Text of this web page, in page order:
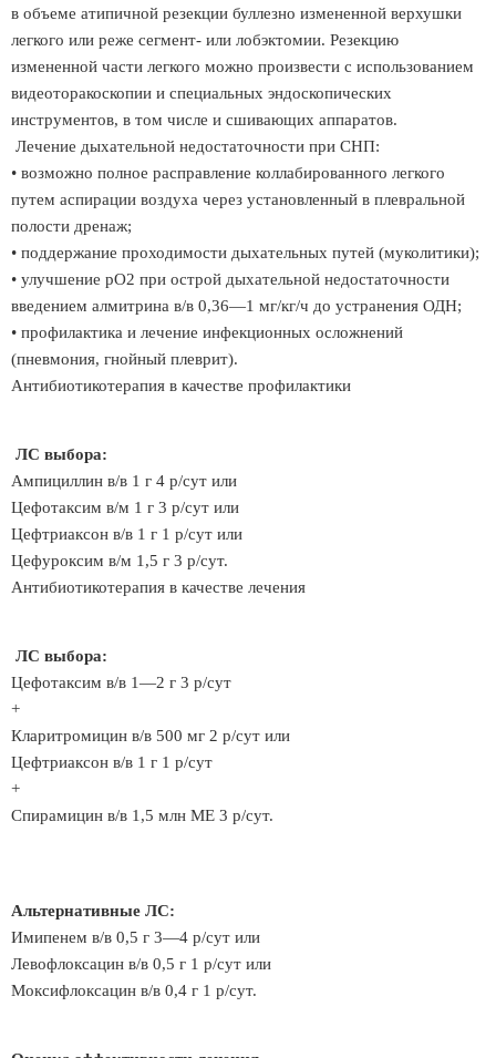
в объеме атипичной резекции буллезно измененной верхушки
легкого или реже сегмент- или лобэктомии. Резекцию
измененной части легкого можно произвести с использованием
видеоторакоскопии и специальных эндоскопических
инструментов, в том числе и сшивающих аппаратов.
Лечение дыхательной недостаточности при СНП:
• возможно полное расправление коллабированного легкого
путем аспирации воздуха через установленный в плевральной
полости дренаж;
• поддержание проходимости дыхательных путей (муколитики);
• улучшение рО2 при острой дыхательной недостаточности
введением алмитрина в/в 0,36—1 мг/кг/ч до устранения ОДН;
• профилактика и лечение инфекционных осложнений
(пневмония, гнойный плеврит).
Антибиотикотерапия в качестве профилактики
ЛС выбора:
Ампициллин в/в 1 г 4 р/сут или
Цефотаксим в/м 1 г 3 р/сут или
Цефтриаксон в/в 1 г 1 р/сут или
Цефуроксим в/м 1,5 г 3 р/сут.
Антибиотикотерапия в качестве лечения
ЛС выбора:
Цефотаксим в/в 1—2 г 3 р/сут
+
Кларитромицин в/в 500 мг 2 р/сут или
Цефтриаксон в/в 1 г 1 р/сут
+
Спирамицин в/в 1,5 млн МЕ 3 р/сут.
Альтернативные ЛС:
Имипенем в/в 0,5 г 3—4 р/сут или
Левофлоксацин в/в 0,5 г 1 р/сут или
Моксифлоксацин в/в 0,4 г 1 р/сут.